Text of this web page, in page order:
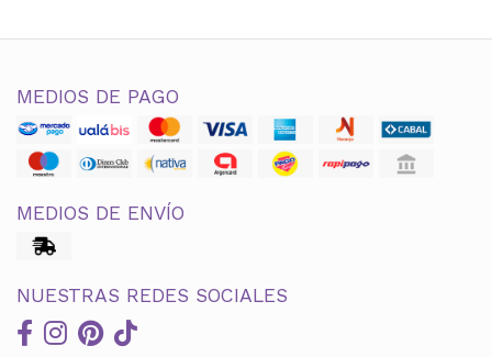
MEDIOS DE PAGO
MEDIOS DE ENVÍO
NUESTRAS REDES SOCIALES